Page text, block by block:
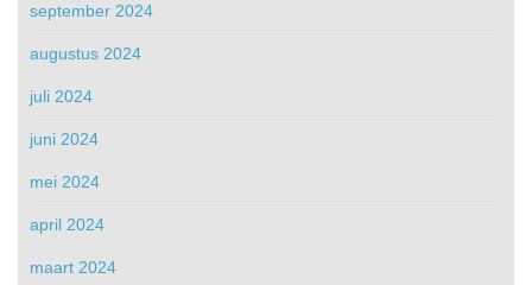
september 2024
augustus 2024
juli 2024
juni 2024
mei 2024
april 2024
maart 2024